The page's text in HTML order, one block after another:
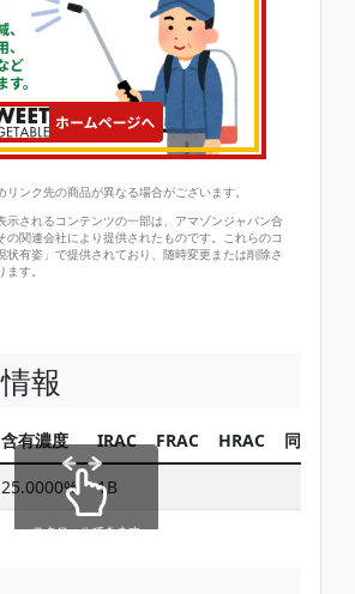
リンク先の商品が異なる場合がございます。
示されるコンテンツの一部は、アマゾンジャパン合
の関連会社により提供されたものです。これらのコ
状有姿」で提供されており、随時変更または削除さ
す。
報
含有濃度 IRAC FRAC HRAC 同じ有
25.0000% 1B
スクロールできます